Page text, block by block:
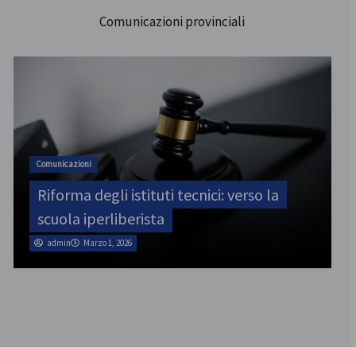
Comunicazioni provinciali
verso la
SINATAS Venezia, assemblea
il 31 luglio